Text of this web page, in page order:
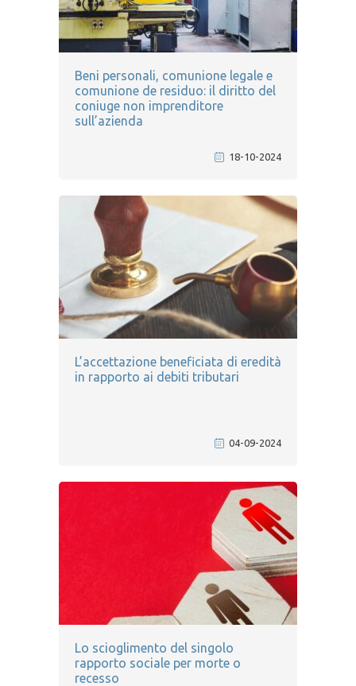
Beni personali, comunione legale e
comunione de residuo: il diritto del
coniuge non imprenditore
sull’azienda
18-10-2024
L’accettazione beneficiata di eredità
in rapporto ai debiti tributari
04-09-2024
Lo scioglimento del singolo
rapporto sociale per morte o
recesso